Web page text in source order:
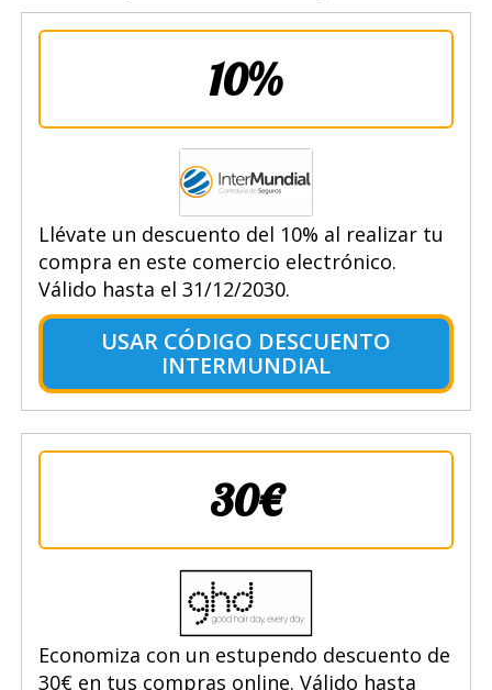
10%
Llévate un descuento del 10% al realizar tu
compra en este comercio electrónico.
Válido hasta el 31/12/2030.
USAR CÓDIGO DESCUENTO
INTERMUNDIAL
30€
Economiza con un estupendo descuento de
30€ en tus compras online. Válido hasta